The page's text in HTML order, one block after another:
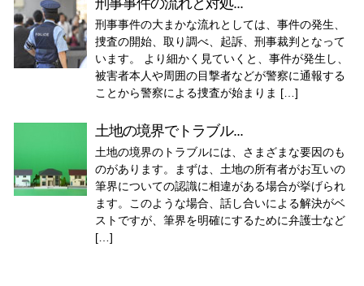
刑事事件の流れと対処...
刑事事件の大まかな流れとしては、事件の発生、
捜査の開始、取り調べ、起訴、刑事裁判となって
います。 より細かく見ていくと、事件が発生し、
被害者本人や周囲の目撃者などが警察に通報する
ことから警察による捜査が始まりま […]
土地の境界でトラブル...
土地の境界のトラブルには、さまざまな要因のも
のがあります。まずは、土地の所有者がお互いの
筆界についての認識に相違がある場合が挙げられ
ます。このような場合、話し合いによる解決がベ
ストですが、筆界を明確にするために弁護士など
[…]